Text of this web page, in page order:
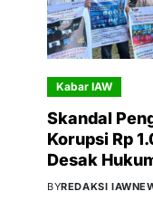
Kabar IAW
Skandal
Korupsi Rp
Desak
BYREDAKSI